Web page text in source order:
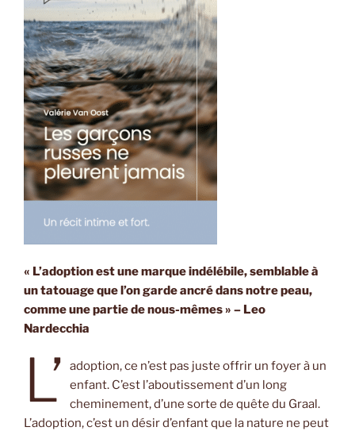
« L’adoption est une marque indélébile, semblable à
un tatouage que l’on garde ancré dans notre peau,
comme une partie de nous-mêmes » – Leo
Nardecchia
L’
adoption, ce n’est pas juste offrir un foyer à un
enfant. C’est l’aboutissement d’un long
cheminement, d’une sorte de quête du Graal.
L’adoption, c’est un désir d’enfant que la nature ne peut